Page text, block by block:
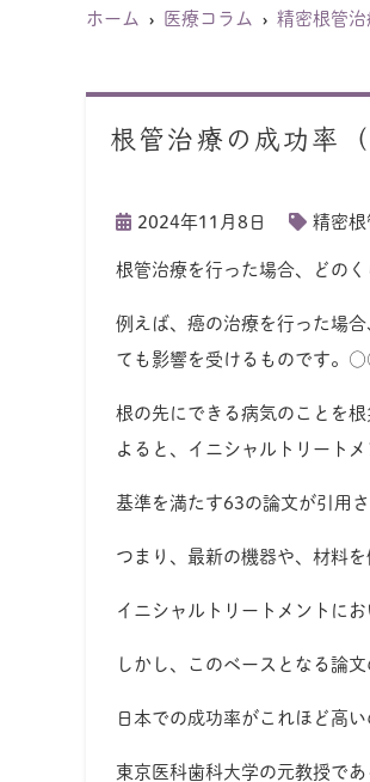
ホーム 医療コラム 精密根管治
根管治療の成功率
2024年11月8日 精密
根管治療を行った場合、どの
例えば、癌の治療を行った場
ても影響を受けるものです。
根の先にできる病気のことを
よると、イニシャルトリート
基準を満たす63の論文が引用
つまり、最新の機器や、材料
イニシャルトリートメントに
しかし、このベースとなる論
日本での成功率がこれほど高
東京医科歯科大学の元教授で